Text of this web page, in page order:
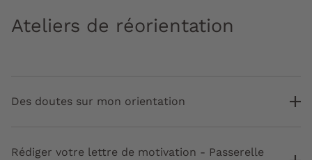
Ateliers de réorientation
Des doutes sur mon orientation
Rédiger votre lettre de motivation - Passerelle